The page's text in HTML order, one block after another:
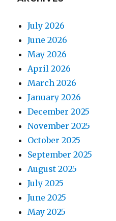
July 2026
June 2026
May 2026
April 2026
March 2026
January 2026
December 2025
November 2025
October 2025
September 2025
August 2025
July 2025
June 2025
May 2025